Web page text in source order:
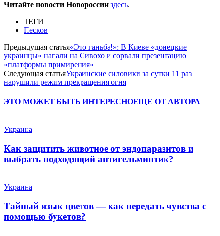
Читайте новости Новороссии здесь.
ТЕГИ
Песков
Предыдущая статья«Это ганьба!»: В Киеве «донецкие
украинцы» напали на Сивохо и сорвали презентацию
«платформы примирения»
Следующая статьяУкраинские силовики за сутки 11 раз
нарушили режим прекращения огня
ЭТО МОЖЕТ БЫТЬ ИНТЕРЕСНОЕЩЕ ОТ АВТОРА
Украина
Как защитить животное от эндопаразитов и
выбрать подходящий антигельминтик?
Украина
Тайный язык цветов — как передать чувства с
помощью букетов?